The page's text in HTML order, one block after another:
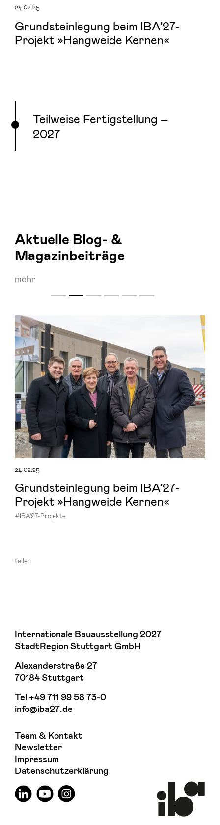
24.02.25
Grundsteinlegung beim IBA’27-
Projekt »Hangweide Kernen«
Teilweise Fertigstellung –
2027
Aktuelle Blog- &
Magazinbeiträge
mehr
24.02.25
Grund­stein­le­gung beim IBA’27-​
Projekt »Hang­wei­de Ker­nen«
#IBA'27-Projekte
teilen
Internationale Bauausstellung 2027
StadtRegion Stuttgart GmbH
Alexanderstraße 27
70184 Stuttgart
Tel +49 711 99 58 73-0
info@iba27.de
Team & Kontakt
Newsletter
Impressum
Datenschutzerklärung